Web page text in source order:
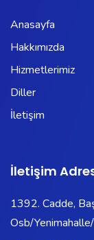
Anasayfa
Hakkımızda
Hizmetlerimiz
Diller
İletişim
İletişim
1392. Cadde,
Osb/